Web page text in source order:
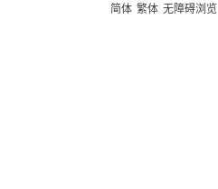
简体 繁体 无障碍浏览